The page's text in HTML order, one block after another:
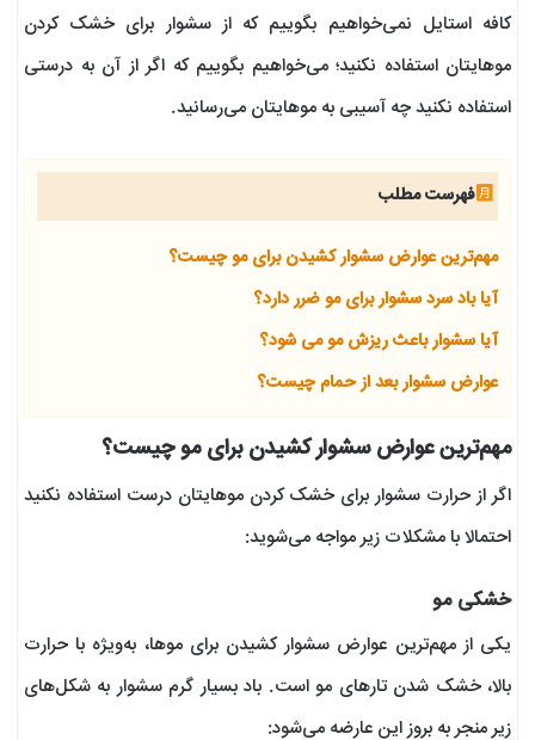
کافه استایل نمی‌خواهیم بگوییم که از سشوار برای خشک کردن
موهایتان استفاده نکنید؛ می‌خواهیم بگوییم که اگر از آن به درستی
استفاده نکنید چه آسیبی به موهایتان می‌رسانید.
فهرست مطلب
مهم‌ترین عوارض سشوار کشیدن برای مو چیست؟
آیا باد سرد سشوار برای مو ضرر دارد؟
آیا سشوار باعث ریزش مو می شود؟
عوارض سشوار بعد از حمام چیست؟
مهم‌ترین عوارض سشوار کشیدن برای مو چیست؟
اگر از حرارت سشوار برای خشک کردن موهایتان درست استفاده نکنید
احتمالا با مشکلات زیر مواجه می‌شوید:
خشکی مو
یکی از مهم‌ترین عوارض سشوار کشیدن برای موها، به‌ویژه با حرارت
بالا، خشک شدن تارهای مو است. باد بسیار گرم سشوار به شکل‌های
زیر منجر به بروز این عارضه می‌شود: